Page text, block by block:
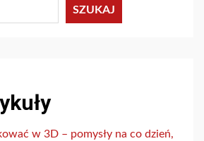
SZUKAJ
w 3D – pomysły na co dzień,